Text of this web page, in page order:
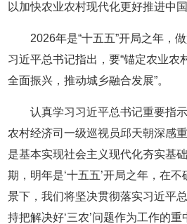
以加快农业农村现代化更好推进中
2026年是“十五五”开局之年，
习近平总书记指出，要“锚定农业农
全面振兴，推动城乡融合发展”。
认真学习习近平总书记重要指
农村经济司一级巡视员邱天朝深感重
是基本实现社会主义现代化夯实基
期，明年是‘十五五’开局之年，在
景下，我们将坚决贯彻落实习近平
持把解决好‘三农’问题作为工作的重